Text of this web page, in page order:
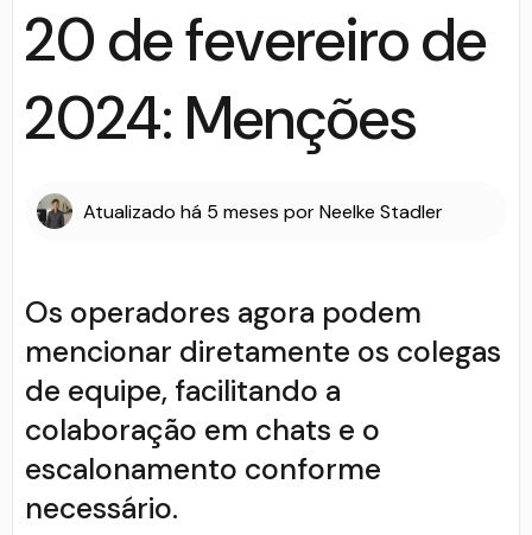
20 de fevereiro de
2024: Menções
Atualizado há 5 meses porNeelke Stadler
Os operadores agora podem
mencionar diretamente os colegas
de equipe, facilitando a
colaboração em chats e o
escalonamento conforme
necessário.